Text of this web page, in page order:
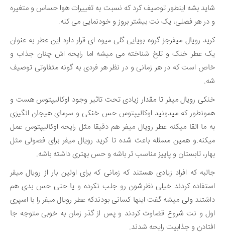
شاید بشه اینطور توصیف کرد که نسبت به تغییرات هوا حساس و متغیره
و در هر فصلی، یک نت بیشتر بروز و خودنمایی می کنه.
کرید رویال میفرجز گروه بویایی گلی میوه ای قرار داره این عطر به عنوان
یک عطر خنک و تلخ شناخته می میشه اما رایحه اش چنان جذاب و
خاص است که در هر زمانی و در نظر هر فردی به گونه متفاوتی توصیف
شه.
خنکی رویال میفر تا مقدار زیادی تحت تاثیر وجود اوکالیپتوس هست و
همونطور که میدونید اوکالیپتوس حس خنکی و سرمای هیجان انگیزی
به ما القا میکنه عطر رویال میفر هم دقیقا مثل رایحه اوکالیپتوس عمل
میکنه.و همین مسئله باعث شده تا کرید رویال میفر برای فصولی مثل
بهار، تابستان و پاییز مناسب تر باشه و حس بهتری داشته باشه.
جالبه که افراد زیادی هستند که زمانی که برای اولین بار از رویال میفر
استفاده کردند خیلی نظرشون رو جلب نکرده و یا حتی حس بدی هم
داشتند ولی میشه گفت اینها کسانی بودندکه عطر رویال میفر را با اسپری
اول و نت شروع قضاوت کردند و پس از گذر زمان به خوبی متوجه جا
افتادن و جذابیت رایحه شدند.